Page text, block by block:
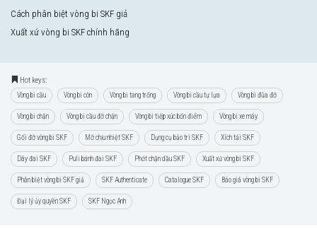
Cách phân biệt vòng bi SKF giả
Xuất xứ vòng bi SKF chính hãng
Hot keys:
Vòng bi cầu Vòng bi côn Vòng bi tang trống Vòng bi cầu tự lựa Vòng bi đũa đỡ
Vòng bi chặn Vòng bi cầu đỡ chặn Vòng bi tiếp xúc bốn điểm Vòng bi xe máy
Gối đỡ vòng bi SKF Mỡ chịu nhiệt SKF Dụng cụ bảo trì SKF Xích tải SKF
Dây đai SKF Puli bánh đai SKF Phớt chặn dầu SKF Xuất xứ vòng bi SKF
Phân biệt vòng bi SKF giả SKF Authenticate Catalogue SKF Báo giá vòng bi SKF
Đại lý ủy quyền SKF SKF Ngọc Anh